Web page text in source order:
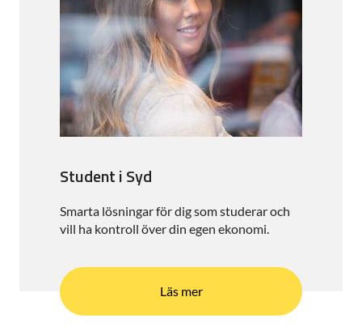
Student i Syd
Smarta lösningar för dig som studerar och
vill ha kontroll över din egen ekonomi.
Läs mer